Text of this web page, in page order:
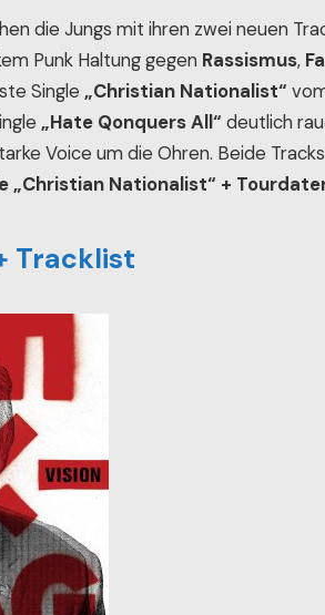
die Jungs mit ihren zwei neuen
Punk Haltung gegen Rassismus,
Single „Christian Nationalist“
„Hate Qonquers All“ deutlich
Voice um die Ohren. Beide
„Christian Nationalist“ +
Tracklist